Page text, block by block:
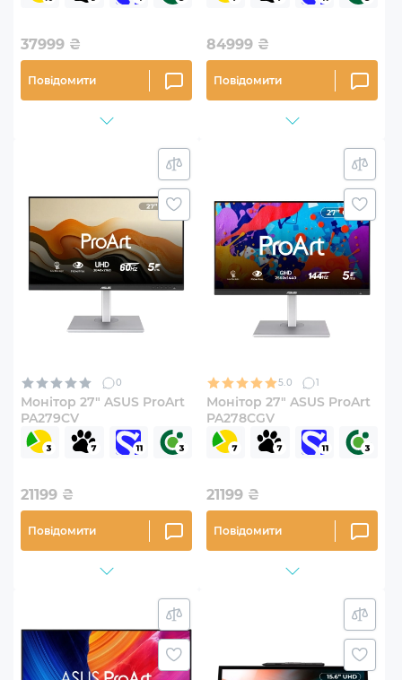
37999 ₴
Повідомити
84999 ₴
Повідомити
0
Монітор 27" ASUS ProArt
PA279CV
21199 ₴
Повідомити
5.0 1
Монітор 27" ASUS ProArt
PA278CGV
21199 ₴
Повідомити